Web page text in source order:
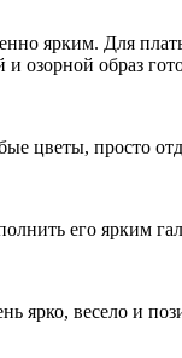
ярким. Для
озорной образ
цветы, просто
его ярким
ярко, весело и